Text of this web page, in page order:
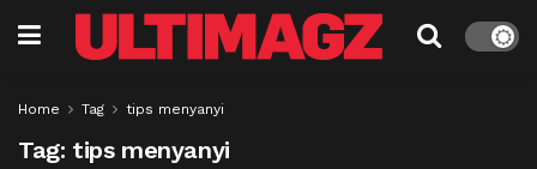
Home Tag tips menyanyi
Tag: tips menyanyi